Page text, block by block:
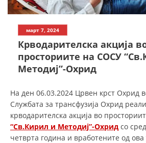
ИСТОРИЈАТ НА
СТРУКТУРА НА
КОНТАКТ
ЧЛЕНСТВО ВО
ЗАКОН ЗА ЦКРМ
СТАТУТ НА ЦКРМ
март 7, 2024
Крводарителска акција
просториите на СОСУ
Методиј”-Охрид
На ден 06.03.2024 Црвен крст Охрид
Службата за трансфузија Охрид
крводарителска акција во
“Св.Кирил и Методиј”-Охрид со
четврта година и вработените од